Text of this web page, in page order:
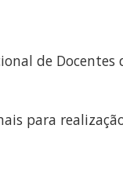
de Docentes
para